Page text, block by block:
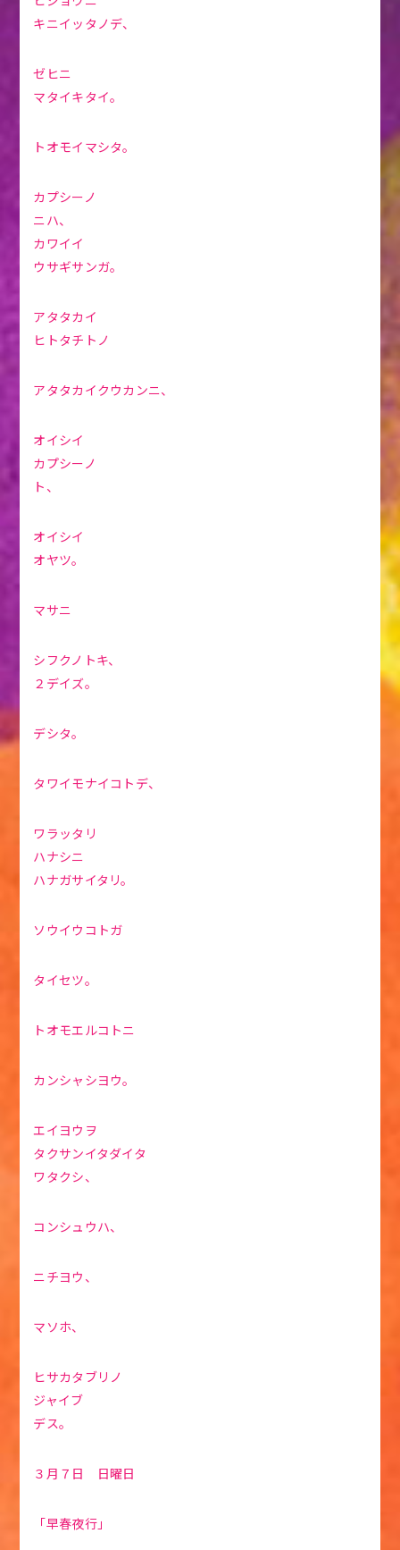
キニイッタノデ、
ゼヒニ
マタイキタイ。
トオモイマシタ。
カプシーノ
ニハ、
カワイイ
ウサギサンガ。
アタタカイ
ヒトタチトノ
アタタカイクウカンニ、
オイシイ
カプシーノ
ト、
オイシイ
オヤツ。
マサニ
シフクノトキ、
２デイズ。
デシタ。
タワイモナイコトデ、
ワラッタリ
ハナシニ
ハナガサイタリ。
ソウイウコトガ
タイセツ。
トオモエルコトニ
カンシャシヨウ。
エイヨウヲ
タクサンイタダイタ
ワタクシ、
コンシュウハ、
ニチヨウ、
マソホ、
ヒサカタブリノ
ジャイブ
デス。
３月７日 日曜日
「早春夜行」